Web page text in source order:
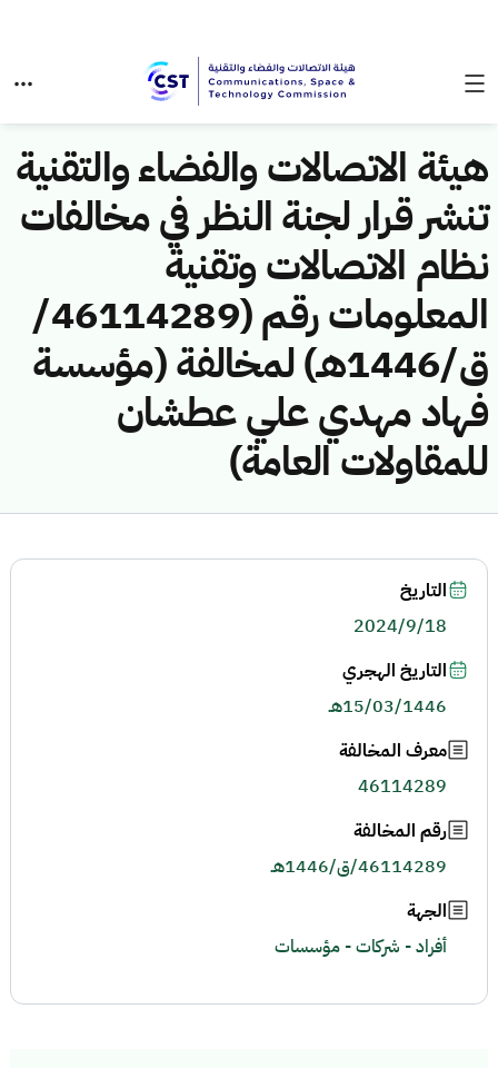
هيئة الاتصالات والفضاء والتقنية
تنشر قرار لجنة النظر في مخالفات
نظام الاتصالات وتقنية
المعلومات رقم (46114289/
ق/1446هـ) لمخالفة (مؤسسة
فهاد مهدي علي عطشان
للمقاولات العامة)
التاريخ
2024/9/18
التاريخ الهجري
15/03/1446هـ
معرف المخالفة
46114289
رقم المخالفة
46114289/ق/1446هـ
الجهة
أفراد - شركات - مؤسسات